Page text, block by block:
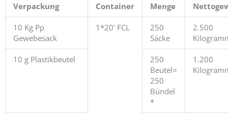
Verpackung Container Menge
10 Kg Pp
Gewebesack
1*20' FCL
250
Säcke
2.500
10 g Plastikbeutel
250
Beutel=
250
Bündel
*
1.200